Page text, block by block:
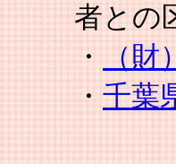
者との
・
（
・ 千葉